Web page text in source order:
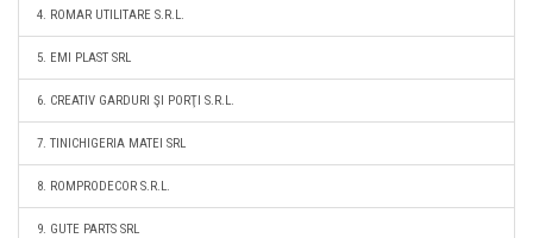
4. ROMAR UTILITARE S.R.L.
5. EMI PLAST SRL
6. CREATIV GARDURI ŞI PORŢI S.R.L.
7. TINICHIGERIA MATEI SRL
8. ROMPRODECOR S.R.L.
9. GUTE PARTS SRL